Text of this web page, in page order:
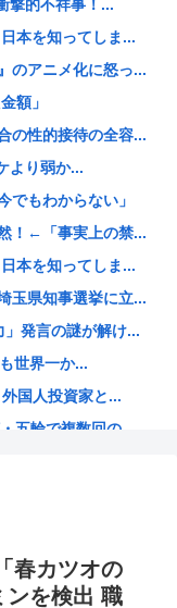
を立証”できる...
ンド確定、最後は...
審議入りへ
」に団子屋を引き...
シュ女子、見つか...
高益「ガンプラ...
ャンセルで集英社...
、絶望www
人美女と結婚して...
りと告白
ラム教徒の“急...
撃的不祥事！...
本を知ってしま...
のアニメ化に怒っ...
額」
の性的接待の全容...
より弱か...
でもわからない」
！←「事実上の禁...
本を知ってしま...
玉県知事選挙に立...
発言の謎が解け...
世界一か...
国人投資家と...
五輪で複数回の...
部割れ
ネという風潮
高市早苗の逆鱗に...
春カツオの
ンを検出 職